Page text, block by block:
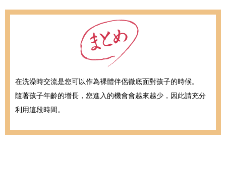
在洗澡時交流是您可以作為裸體伴侶徹底面對孩子的時候。
隨著孩子年齡的增長，您進入的機會會越來越少，因此請充分
利用這段時間。